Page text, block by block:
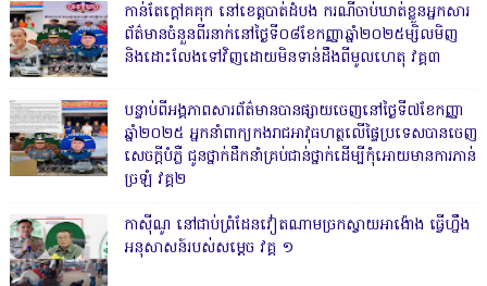
កាន់តែក្តៅគគុក នៅខេត្តបាត់ដំបង ករណីចាប់ឃាត់ខ្លួនអ្នកសារ
ព័ត៌មានចំនួនពីរនាក់នៅថ្ងៃទី០៨ខែកញ្ញាឆ្នាំ២០២៥ម្សិលមិញ
និងដោះលែងទៅវិញដោយមិនទាន់ដឹងពីមូលហេតុ វគ្គ៣
បន្ទាប់ពីអង្គភាពសារព័ត៌មានបានផ្សាយចេញនៅថ្ងៃទី៧ខែកញ្ញា
ឆ្នាំ២០២៥ អ្នកនាំពាក្យកងរាជអាវុធហត្ថលើផ្ទៃប្រទេសបានចេញ
សេចក្តីបំភ្លឺ ជូនថ្នាក់ដឹកនាំគ្រប់ជាន់ថ្នាក់ដើម្បីកុំអោយមានការភាន់
ច្រឡំ វគ្គ២
កាសុីណូ នៅជាប់ព្រំដែនវៀតណាមច្រកស្វាយអាង៉ោង ធ្វើហ្នឹង
អនុសាសន៍របស់សម្ដេច វគ្គ ១